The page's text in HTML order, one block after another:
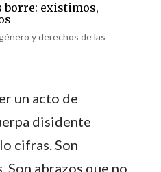
borre: existimos,
y derechos de las
un acto de
disidente
cifras. Son
Son abrazos que no